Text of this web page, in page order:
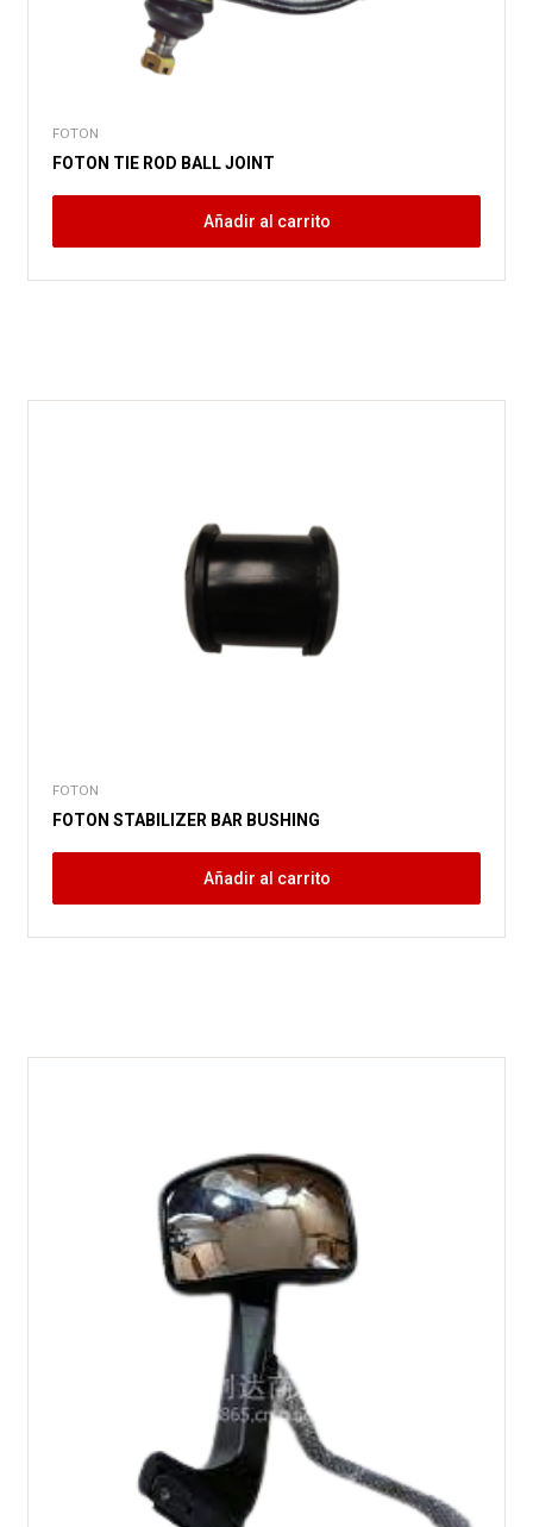
FOTON
FOTON TIE ROD BALL JOINT
Añadir al carrito
FOTON
FOTON STABILIZER BAR BUSHING
Añadir al carrito